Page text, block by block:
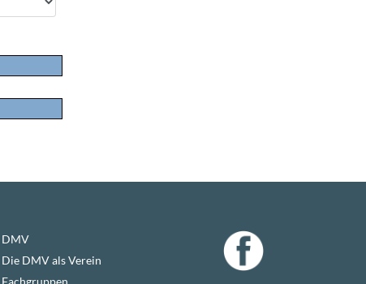
DMV
Die DMV als Verein
Fachgruppen